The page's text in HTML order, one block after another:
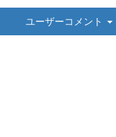
ユーザーコメント